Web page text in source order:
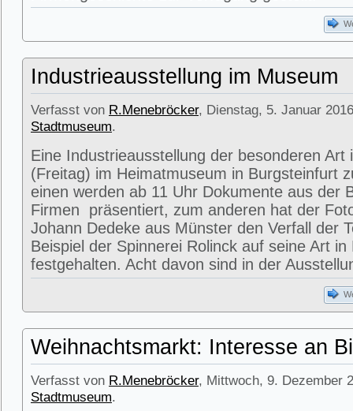
Industrieausstellung im Museum
Verfasst von R.Menebröcker, Dienstag, 5. Januar
Stadtmuseum.
Eine Industrieausstellung der besonderen Art
(Freitag) im Heimatmuseum in Burgsteinfurt
einen werden ab 11 Uhr Dokumente aus der
Firmen präsentiert, zum anderen hat der
Johann Dedeke aus Münster den Verfall der
Beispiel der Spinnerei Rolinck auf seine Art
festgehalten. Acht davon sind in der
Weihnachtsmarkt: Interesse an
Verfasst von R.Menebröcker, Mittwoch, 9. Dezember
Stadtmuseum.